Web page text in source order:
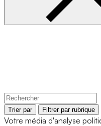
Trier par Filtrer par rubrique
Votre média d'analyse